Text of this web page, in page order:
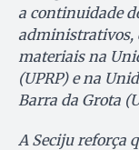
a continuidade
administrativos,
materiais na
(UPRP) e na
Barra da Grota
A Seciju reforça